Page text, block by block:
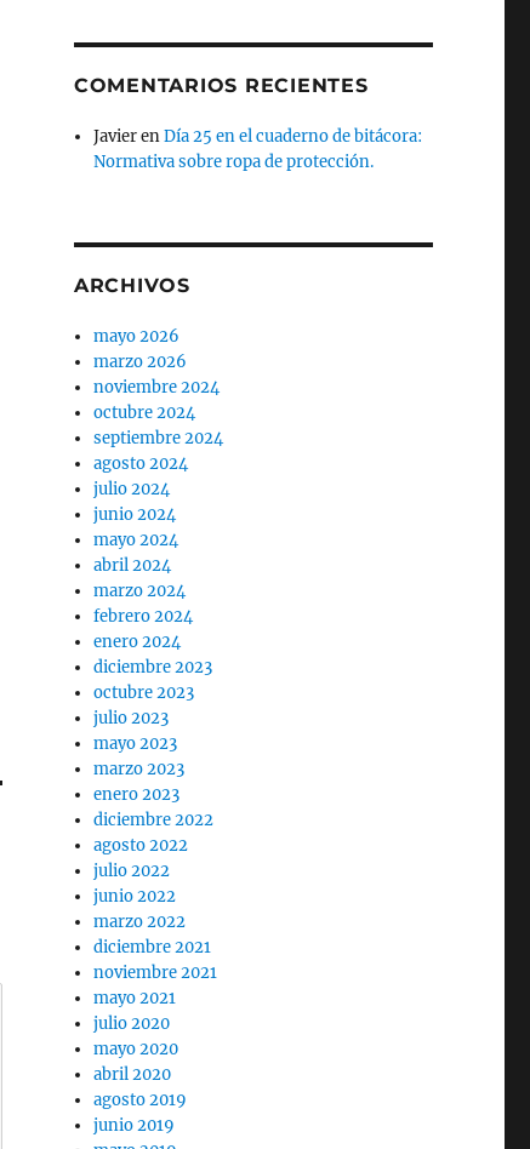
COMENTARIOS RECIENTES
JavierenDía 25 en el cuaderno de bitácora:
Normativa sobre ropa de protección.
ARCHIVOS
mayo 2026
marzo 2026
noviembre 2024
octubre 2024
septiembre 2024
agosto 2024
julio 2024
junio 2024
mayo 2024
abril 2024
marzo 2024
febrero 2024
enero 2024
diciembre 2023
octubre 2023
julio 2023
mayo 2023
marzo 2023
enero 2023
diciembre 2022
agosto 2022
julio 2022
junio 2022
marzo 2022
diciembre 2021
noviembre 2021
mayo 2021
julio 2020
mayo 2020
abril 2020
agosto 2019
junio 2019